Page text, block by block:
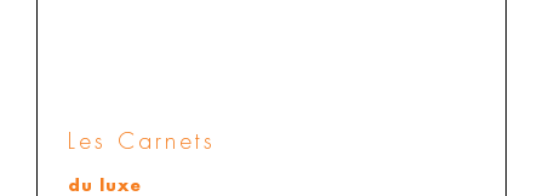
Les Carnets
du luxe